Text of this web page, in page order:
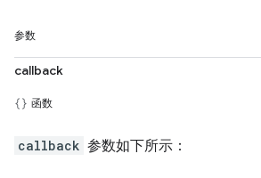
参数
callback
函数
callback 参数如下所示：